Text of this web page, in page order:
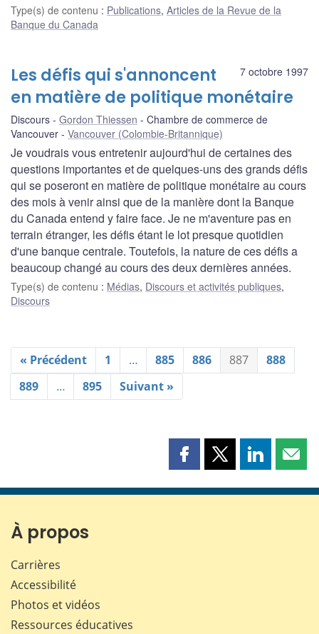
Type(s) de contenu : Publications, Articles de la Revue de la
Banque du Canada
7 octobre 1997
Les défis qui s'annoncent
en matière de politique monétaire
Discours Gordon Thiessen
Chambre de commerce de
Vancouver
Vancouver (Colombie-Britannique)
Je voudrais vous entretenir aujourd'hui de certaines des
questions importantes et de quelques-uns des grands défis
qui se poseront en matière de politique monétaire au cours
des mois à venir ainsi que de la manière dont la Banque
du Canada entend y faire face. Je ne m'aventure pas en
terrain étranger, les défis étant le lot presque quotidien
d'une banque centrale. Toutefois, la nature de ces défis a
beaucoup changé au cours des deux dernières années.
Type(s) de contenu : Médias, Discours et activités publiques,
Discours
« Précédent 1 … 885 886 887
888
889
… 895 Suivant »
Partager
page
Partager
page
Partager
page page
À propos
Carrières
Accessibilité
Photos et vidéos
Ressources éducatives